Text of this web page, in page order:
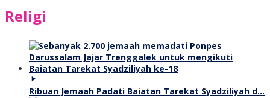
Religi
Ribuan Jemaah Padati Baiatan Tarekat Syadziliyah d…